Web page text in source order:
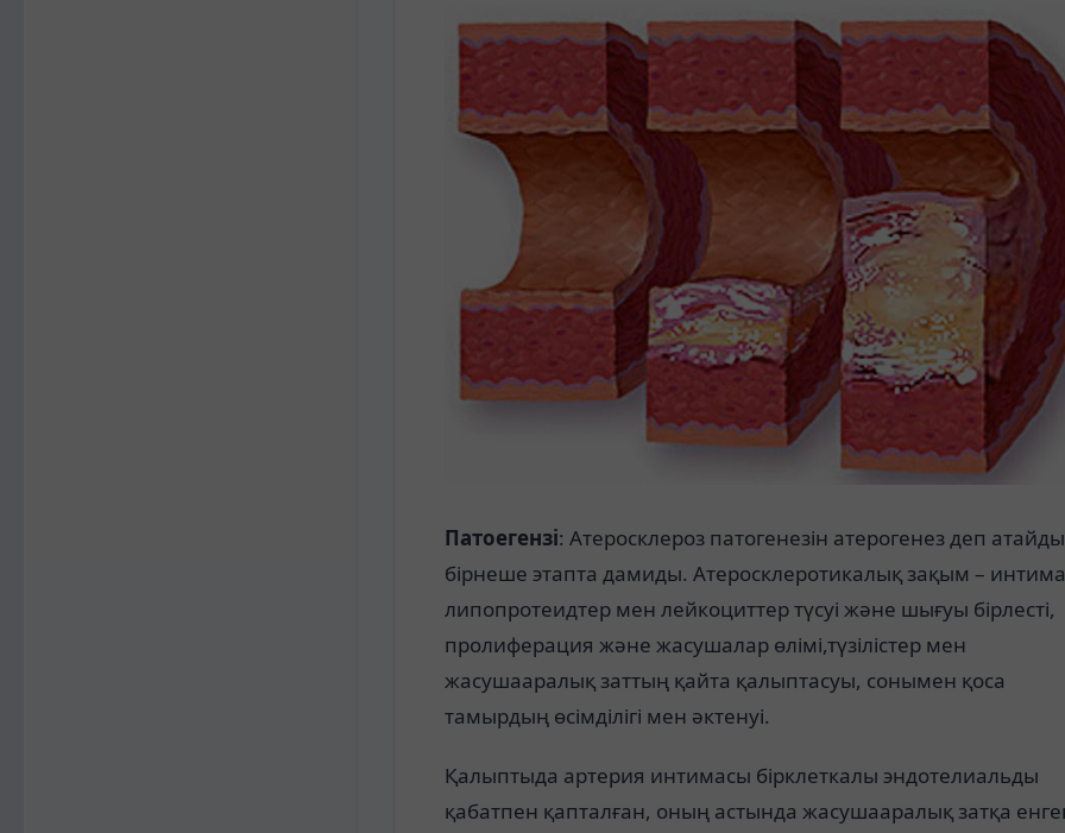
Патоегензі: Атеросклероз патогенезін атерогенез деп
бірнеше этапта дамиды. Атеросклеротикалық зақым –
липопротеидтер мен лейкоциттер түсуі және шығуы бірлесті,
пролиферация және жасушалар өлімі,түзілістер мен
жасушааралық заттың қайта қалыптасуы, сонымен қоса
тамырдың өсімділігі мен әктенуі.
Қалыптыда артерия интимасы бірклеткалы эндотелиальды
қабатпен қапталған, оның астында жасушааралық затқа